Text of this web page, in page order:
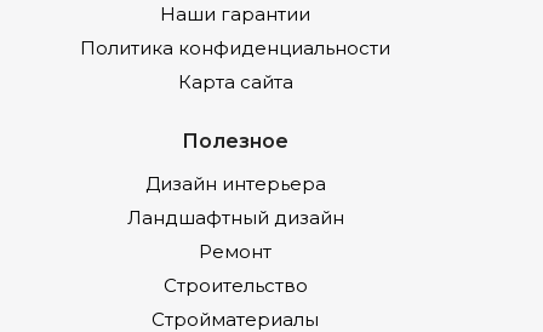
Наши гарантии
Политика конфиденциальности
Карта сайта
Полезное
Дизайн интерьера
Ландшафтный дизайн
Ремонт
Строительство
Стройматериалы